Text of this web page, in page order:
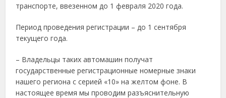
транспорте, ввезенном до 1 февраля 2020 года.
Период проведения регистрации – до 1 сентября
текущего года.
– Владельцы таких автомашин получат
государственные регистрационные номерные знаки
нашего региона с серией «10» на желтом фоне. В
настоящее время мы проводим разъяснительную